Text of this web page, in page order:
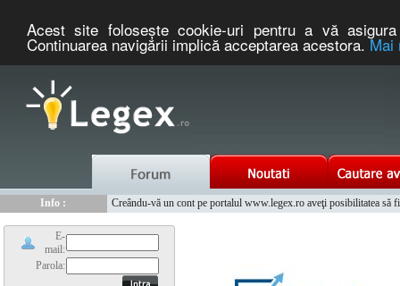
Acest site foloseşte cookie-uri pentru a vă
Continuarea navigării implică acceptarea acestora.Mai
Info :
www.tntauto.ro - Managementul Integrat al Parcului Auto
E-
mail:
Parola: